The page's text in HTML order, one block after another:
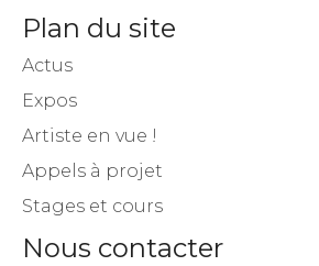
Plan du site
Actus
Expos
Artiste en vue !
Appels à projet
Stages et cours
Nous contacter